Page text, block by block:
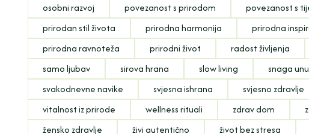
osobni razvoj
povezanost s prirodom povezanost s
prirodan stil života
prirodna harmonija prirodna
prirodna ravnoteža
prirodni život radost življenja
samo ljubav
sirova hrana slow living snaga
svakodnevne navike
svjesna ishrana svjesno zdravlje
vitalnost iz prirode
wellness rituali zdrav dom
žensko zdravlje
živi autentično život bez stresa